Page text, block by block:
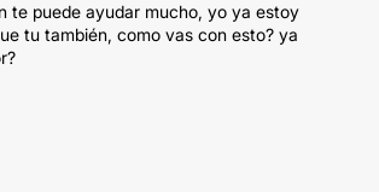
te puede ayudar mucho, yo ya estoy
tu también, como vas con esto? ya